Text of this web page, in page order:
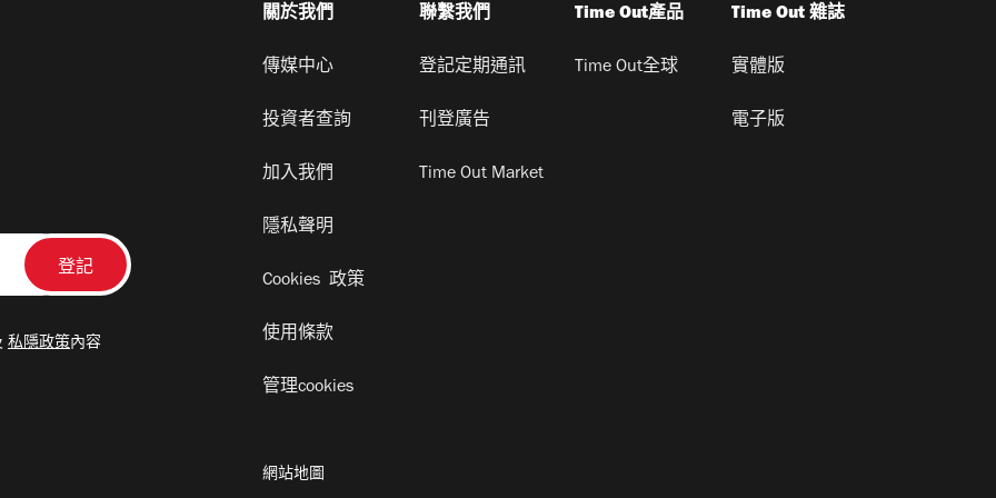
私隱政策 內容
關於我們
傳媒中心
投資者查詢
加入我們
隱私聲明
Cookies 政策
使用條款
管理cookies
聯繫我們
登記定期通訊
刊登廣告
Time Out Market
Time Out產品
Time Out全球
Time Out 雜誌
實體版
電子版
網站地圖